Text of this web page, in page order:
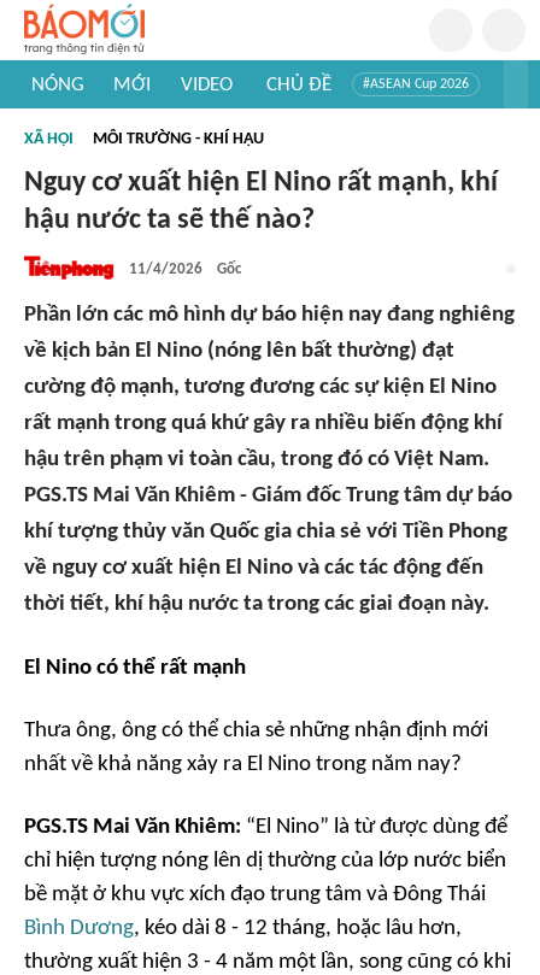
NÓNG MỚI VIDEO CHỦ ĐỀ #ASEAN Cup 2026
#Khám phá Việt Nam
#Khám phá thế giới
XÃ HỘI MÔI TRƯỜNG - KHÍ HẬU
Nguy cơ xuất hiện El Nino rất mạnh, khí
hậu nước ta sẽ thế nào?
11/4/2026 Gốc
Phần lớn các mô hình dự báo hiện nay đang nghiêng
về kịch bản El Nino (nóng lên bất thường) đạt
cường độ mạnh, tương đương các sự kiện El Nino
rất mạnh trong quá khứ gây ra nhiều biến động khí
hậu trên phạm vi toàn cầu, trong đó có Việt Nam.
PGS.TS Mai Văn Khiêm - Giám đốc Trung tâm dự báo
khí tượng thủy văn Quốc gia chia sẻ với Tiền Phong
về nguy cơ xuất hiện El Nino và các tác động đến
thời tiết, khí hậu nước ta trong các giai đoạn này.
El Nino có thể rất mạnh
Thưa ông, ông có thể chia sẻ những nhận định mới
nhất về khả năng xảy ra El Nino trong năm nay?
PGS.TS Mai Văn Khiêm: “El Nino” là từ được dùng để
chỉ hiện tượng nóng lên dị thường của lớp nước biển
bề mặt ở khu vực xích đạo trung tâm và Đông Thái
Bình Dương, kéo dài 8 - 12 tháng, hoặc lâu hơn,
thường xuất hiện 3 - 4 năm một lần, song cũng có khi